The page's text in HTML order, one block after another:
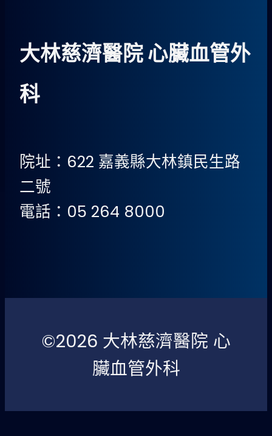
大林慈濟醫院 心臟血管外
科
院址：622 嘉義縣大林鎮民生路
二號
電話：05 264 8000
©2026 大林慈濟醫院 心
臟血管外科